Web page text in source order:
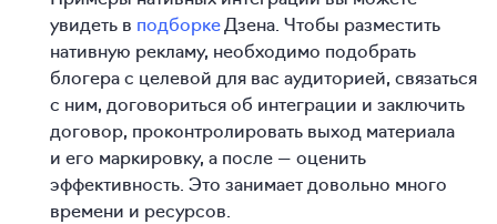
увидеть в подборкеДзена. Чтобы разместить
нативную рекламу, необходимо подобрать
блогера с целевой для вас аудиторией, связаться
с ним, договориться об интеграции и заключить
договор, проконтролировать выход материала
и его маркировку, а после — оценить
эффективность. Это занимает довольно много
времени и ресурсов.